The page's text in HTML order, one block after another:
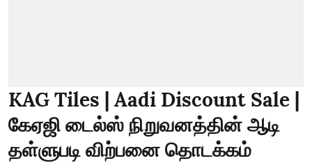
KAG Tiles | Aadi Discount Sale |
கேஏஜி டைல்ஸ் நிறுவனத்தின் ஆடி
தள்ளுபடி விற்பனை தொடக்கம்